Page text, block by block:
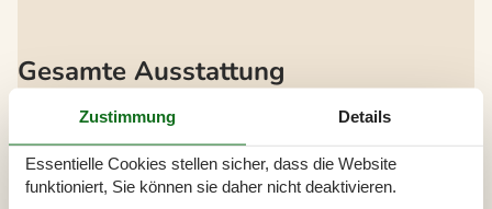
Gesamte Ausstattung
Ausblick
Meerblick vom Ferienhaus
Bitte beachten
Keine Jugendgruppen auf Anfrage
Zustimmung Details
Essentielle Cookies stellen sicher, dass die Website
funktioniert, Sie können sie daher nicht deaktivieren.